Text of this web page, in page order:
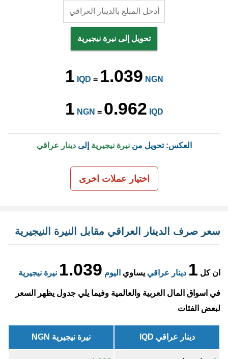
تحويل إلى نيرة نيجيرية
1 IQD = 1.039 NGN
1 NGN = 0.962 IQD
العكس: تحويل مننيرة نيجيرية إلىدينار عراقي
اختيار عملات اخرى
سعر صرف الدينار العراقي مقابل النيرة النيجيرية
ان كل 1 دينار عراقي يساوي اليوم 1.039 نيرة نيجيرية
في اسواق المال العربية والعالمية وفيما يلي جدول يظهر السعر
لبعض الفئات
دينار عراقي IQD نيرة نيجيرية NGN